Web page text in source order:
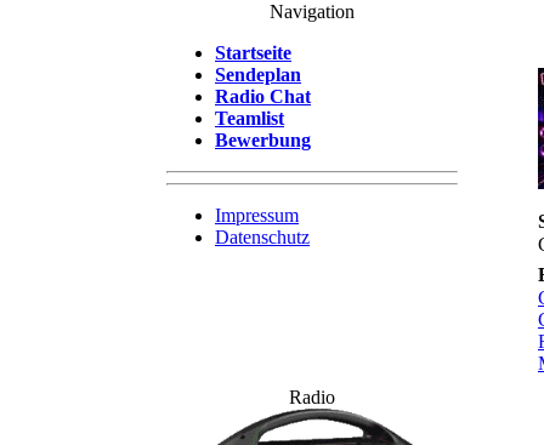
Navigation
Startseite
Sendeplan
Radio Chat
Teamlist
Bewerbung
Impressum
Datenschutz
Radio